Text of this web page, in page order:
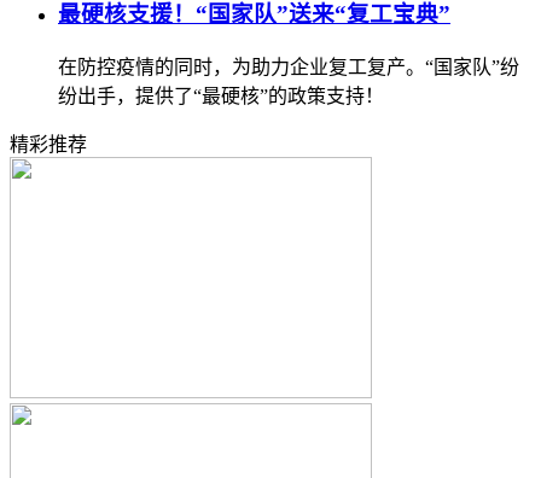
最硬核支援！“国家队”送来“复工宝典”
在防控疫情的同时，为助力企业复工复产。“国家队”纷
纷出手，提供了“最硬核”的政策支持！
精彩推荐